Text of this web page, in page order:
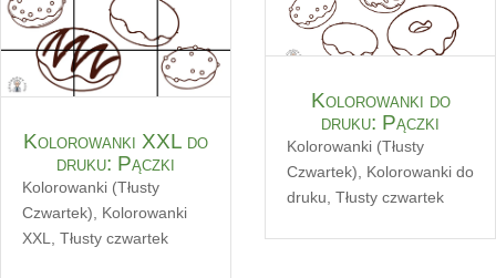
Kolorowanki XXL do
druku: Pączki
Kolorowanki (Tłusty
Czwartek), Kolorowanki
XXL, Tłusty czwartek
Kolorowanki do
druku: Pączki
Kolorowanki (Tłusty
Czwartek)
Kolorowanki do
druku Tłusty czwartek